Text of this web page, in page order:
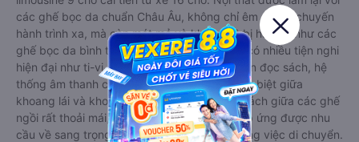
các ghế bọc da chuẩn Châu Âu, không chỉ êm ái cho chuyến
hành trình xa, mà còn mát mẻ và không hề bị hầm bí như các
ghế bọc da bình thường. Kèm theo các ghế có nhiều tiện nghi
hiện đại như ti-vi, tủ lạnh mini, ổ cắm usb, đèn đọc sách, hệ
thống âm thanh cao cấp. Có vách ngăn riêng biệt giữa
khoang lái và khoang hành khách. Khoảng cách giữa các ghế
ngồi rất thoải mái, không nhồi nhét. Luôn đáp ứng được nhu
cầu về sang trọng, thoải mái và tiện nghi trong việc di chuyển.